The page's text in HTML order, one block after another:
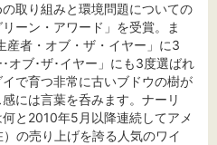
取り組みと環境問題についての
ーン・アワード」を受賞。ま
産者・オブ・ザ・イヤー」に3
オブ･ザ･イヤー」にも3度選ばれ
で育つ非常に古いブドウの樹が
には言葉を呑みます。ナーリ
と2010年5月以降連続してアメ
の売り上げを誇る人気のワイ